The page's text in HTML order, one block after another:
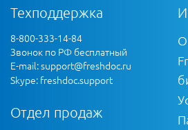
Техподдержка
8-800-333-14-84
Звонок по РФ бесплатный
E-mail:support@freshdoc.ru
Skype: freshdoc.support
Отдел продаж